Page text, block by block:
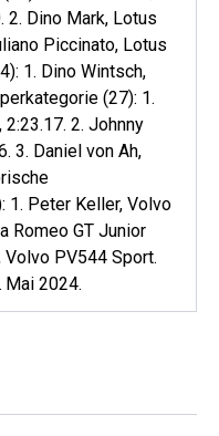
2. Dino Mark, Lotus
Piccinato, Lotus
1. Dino Wintsch,
(27): 1.
2. Johnny
3. Daniel von Ah,
1. Peter Keller, Volvo
Romeo GT Junior
Volvo PV544 Sport.
Mai 2024.